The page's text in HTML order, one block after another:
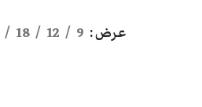
عرض 9
12
18